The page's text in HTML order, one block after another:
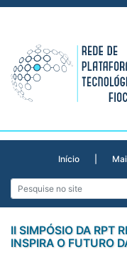
Skip
Início
II SIMPÓSIO DA RPT
INSPIRA O FUTURO